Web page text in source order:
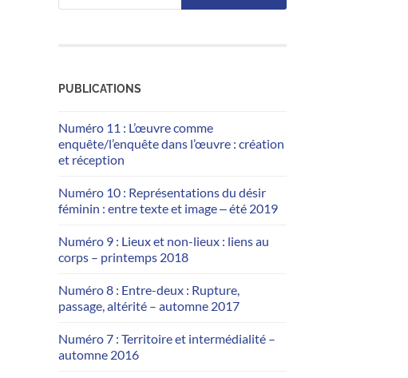
PUBLICATIONS
Numéro 11 : L’œuvre comme
enquête/l’enquête dans l’œuvre : création
et réception
Numéro 10 : Représentations du désir
féminin : entre texte et image ‒ été 2019
Numéro 9 : Lieux et non-lieux : liens au
corps – printemps 2018
Numéro 8 : Entre-deux : Rupture,
passage, altérité – automne 2017
Numéro 7 : Territoire et intermédialité –
automne 2016